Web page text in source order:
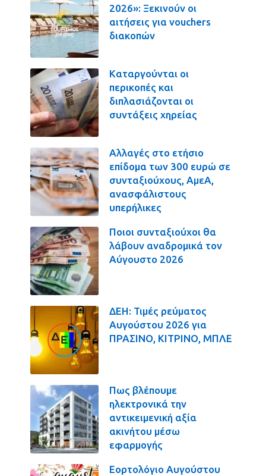
2026»: Ξεκινούν οι
αιτήσεις για vouchers
διακοπών
Καταργούνται οι
περικοπές και
διπλασιάζονται οι
συντάξεις χηρείας
Αλλαγές στο ετήσιο
επίδομα των 300 ευρώ σε
συνταξιούχους, ΑμεΑ,
ανασφάλιστους
υπερήλικες
Ποιοι συνταξιούχοι θα
λάβουν αναδρομικά τον
Αύγουστο 2026
ΔΕΗ: Τιμές ρεύματος
Αυγούστου 2026 για
ΠΡΑΣΙΝΟ, ΚΙΤΡΙΝΟ, ΜΠΛΕ
Πως βλέπουμε
ηλεκτρονικά την
αντικειμενική αξία
ακινήτου μέσω
εφαρμογής
Εορτολόγιο Αυγούστου